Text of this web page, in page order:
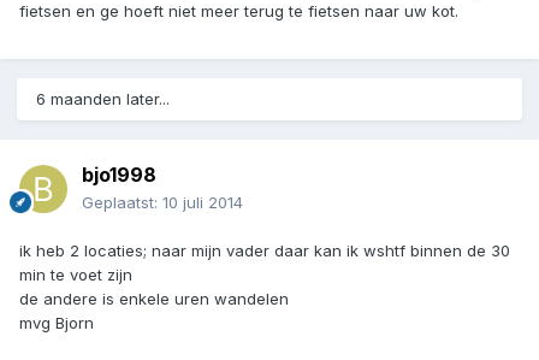
fietsen en ge hoeft niet meer terug te fietsen naar uw kot.
6 maanden later...
bjo1998
Geplaatst: 10 juli 2014
ik heb 2 locaties; naar mijn vader daar kan ik wshtf binnen de 30
min te voet zijn
de andere is enkele uren wandelen
mvg Bjorn